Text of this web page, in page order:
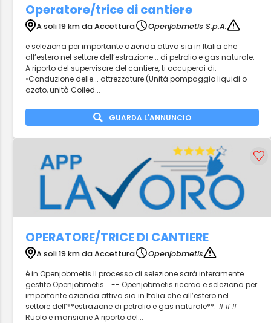
Operatore/trice di cantiere
A soli 19 km da Accettura
Openjobmetis S.p.A.
e seleziona per importante azienda attiva sia in Italia che
all’estero nel settore dell’estrazione... di petrolio e gas naturale:
A riporto del supervisore del cantiere, ti occuperai di:
•Conduzione delle... attrezzature (Unità pompaggio liquidi o
azoto, unità Coiled...
GUARDA L'ANNUNCIO
OPERATORE/TRICE DI CANTIERE
A soli 19 km da Accettura
Openjobmetis
è in Openjobmetis Il processo di selezione sarà interamente
gestito Openjobmetis... -- Openjobmetis ricerca e seleziona per
importante azienda attiva sia in Italia che all’estero nel...
settore dell’**estrazione di petrolio e gas naturale**: ###
Ruolo e mansione A riporto del...